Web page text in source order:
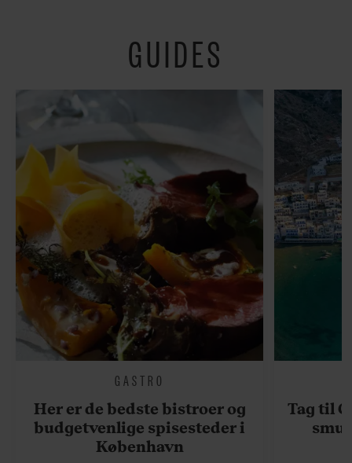
fredeligt”
GUIDES
GASTRO
Her er de bedste bistroer og
budgetvenlige spisesteder i
København
Tag til